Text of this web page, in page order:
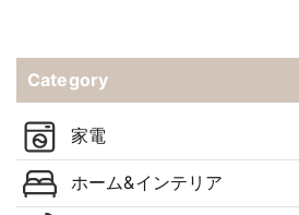
Category
家電
ホーム&インテリア